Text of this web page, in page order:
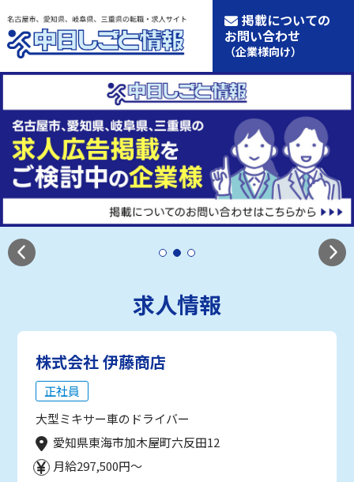
掲載についての
お問い合わせ
（企業様向け）
求人情報
株式会社 伊藤商店
正社員
大型ミキサー車のドライバー
愛知県東海市加木屋町六反田12
月給297,500円～